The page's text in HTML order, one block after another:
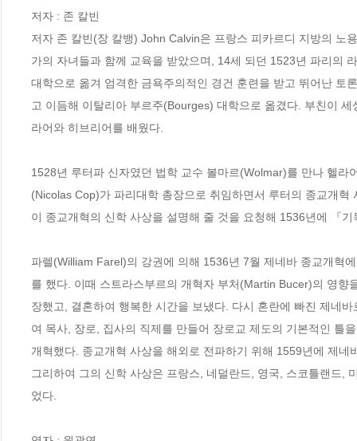
저자 : 존 칼빈
저자 존 칼빈(장 칼뱅) John Calvin은 프랑스 피카르디 지방의 노
가의 자녀들과 함께 교육을 받았으며, 14세 되던 1523년 파리의
대학으로 옮겨 엄격한 금욕주의적인 경건 훈련을 받고 뛰어난
고 이듬해 이탈리아 부르주(Bourges) 대학으로 옮겼다. 부친이
라어와 히브리어를 배웠다.
1528년 루터파 신자였던 법학 교수 볼마르(Wolmar)를 만나 헬
(Nicolas Cop)가 파리대학 총장으로 취임하면서 루터의 종교개
이 종교개혁의 신학 사상을 설명해 줄 것을 요청해 1536년에 『
파렐(William Farel)의 강권에 의해 1536년 7월 제네바 종교개혁
를 했다. 이때 스트라스부르의 개혁자 부처(Martin Bucer)의 영
장했고, 결혼하여 행복한 시간을 보냈다. 다시 혼란에 빠진 제네
여 목사, 장로, 집사의 직제를 만들어 장로교 제도의 기본적인 틀
개혁했다. 종교개혁 사상을 해외로 전파하기 위해 1559년에 제
그리하여 그의 신학 사상은 프랑스, 네덜란드, 영국, 스코틀랜드,
었다.